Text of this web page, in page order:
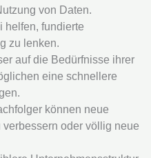
von Daten.
helfen, fundierte
zu lenken.
auf die Bedürfnisse ihrer
eine schnellere
können neue
oder völlig neue